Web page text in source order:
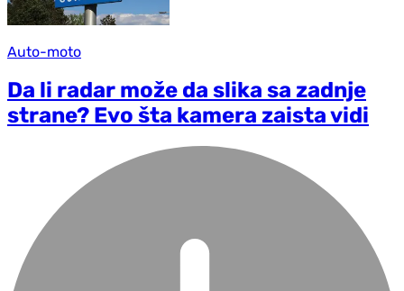
Auto-moto
Da li radar može da slika sa zadnje
strane? Evo šta kamera zaista vidi